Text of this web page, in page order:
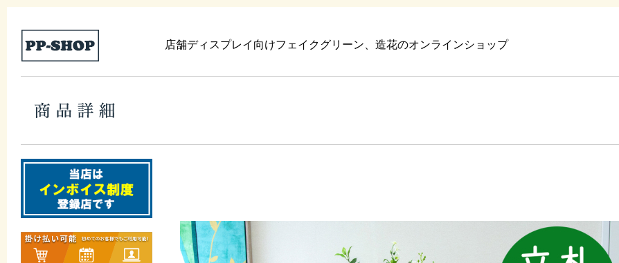
店舗ディスプレイ向けフェイクグリーン、造花のオンラインショップ